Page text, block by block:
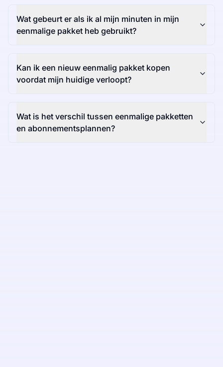
Wat gebeurt er als ik al mijn minuten in mijn
eenmalige pakket heb gebruikt?
Kan ik een nieuw eenmalig pakket kopen
voordat mijn huidige verloopt?
Wat is het verschil tussen eenmalige pakketten
en abonnementsplannen?